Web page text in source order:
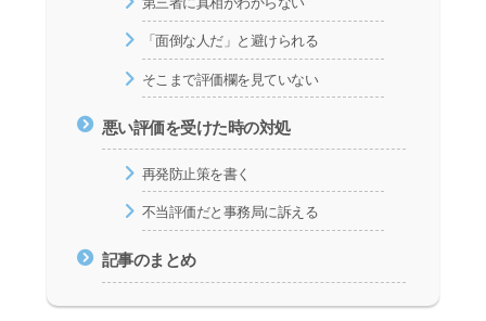
「面倒な人だ」と避けられる
そこまで評価欄を見ていない
悪い評価を受けた時の対処
再発防止策を書く
不当評価だと事務局に訴える
記事のまとめ